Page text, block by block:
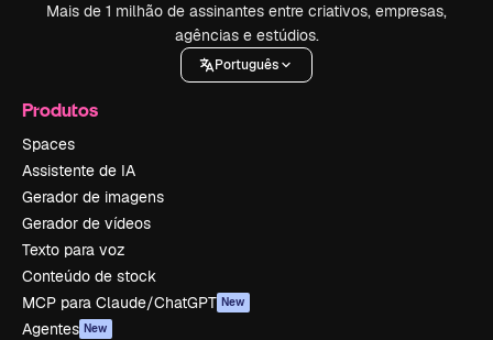
Mais de 1 milhão de assinantes entre criativos, empresas,
agências e estúdios.
Português
Produtos
Spaces
Assistente de IA
Gerador de imagens
Gerador de vídeos
Texto para voz
Conteúdo de stock
MCP para Claude/ChatGPT New
Agentes New